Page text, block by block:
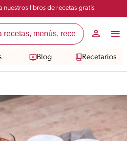
nuestros libros de recetas gratis
Blog Recetarios